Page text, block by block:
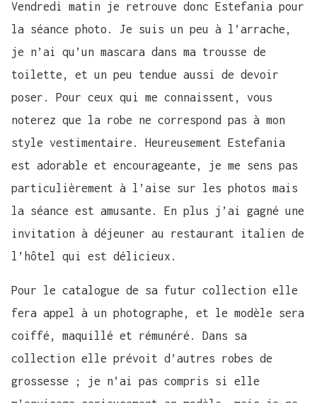
Vendredi matin je retrouve donc Estefania pour
la séance photo. Je suis un peu à l’arrache,
je n’ai qu’un mascara dans ma trousse de
toilette, et un peu tendue aussi de devoir
poser. Pour ceux qui me connaissent, vous
noterez que la robe ne correspond pas à mon
style vestimentaire. Heureusement Estefania
est adorable et encourageante, je me sens pas
particulièrement à l’aise sur les photos mais
la séance est amusante. En plus j’ai gagné une
invitation à déjeuner au restaurant italien de
l’hôtel qui est délicieux.
Pour le catalogue de sa futur collection elle
fera appel à un photographe, et le modèle sera
coiffé, maquillé et rémunéré. Dans sa
collection elle prévoit d’autres robes de
grossesse ; je n’ai pas compris si elle